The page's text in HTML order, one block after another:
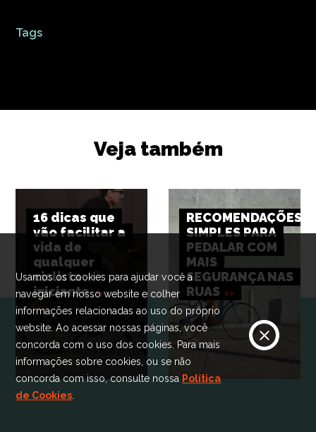
Tags
Veja também
16 dicas que
vão facilitar a
vida de
qualquer
ciclista
iniciante
RECOMENDAÇÕES
SIMPLES PARA
PEDALAR COM
MAIS
SEGURANÇA NAS
RUAS
Usamos os cookies para ajudar você a
navegar em nosso website e colher
informações relacionadas ao uso do próprio
website. Ao acessar nossas páginas, você
concorda com o uso dos cookies. Para mais
informações sobre cookies, ou se não
concorda com isso, consulte nossa Política
de Cookies